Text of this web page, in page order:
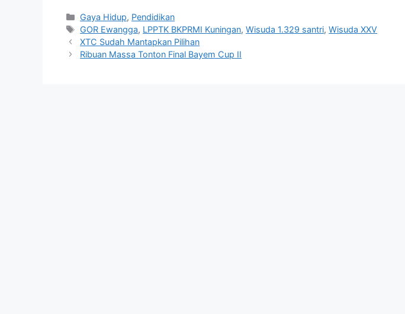
Kategori
Gaya Hidup, Pendidikan
Tag
GOR Ewangga, LPPTK BKPRMI Kuningan,Wisuda 1.329 santri,Wisuda XXV
XTC Sudah Mantapkan Pilihan
Ribuan Massa Tonton Final Bayem Cup II